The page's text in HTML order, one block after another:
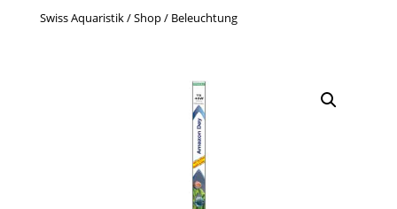
Swiss Aquaristik/Shop/ Beleuchtung